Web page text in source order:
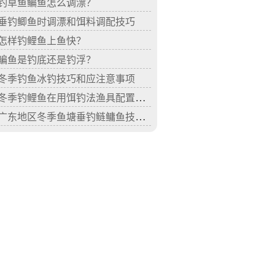
草鱼鳊鱼怎么调漂？
钓鲫鱼时调漂和饵料调配技巧
样钓鲤鱼上鱼快？
鱼是钓底还是钓浮？
季钓鱼冰钓技巧和应注意事项
冬季钓鲤鱼在用饵钓法渔具配置上有技巧
广东地区冬季鱼塘垂钓鲢鳙鱼技巧分析